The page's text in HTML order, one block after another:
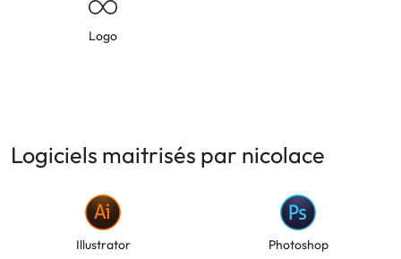
Logo
Logiciels maitrisés par nicolace
Illustrator Photoshop